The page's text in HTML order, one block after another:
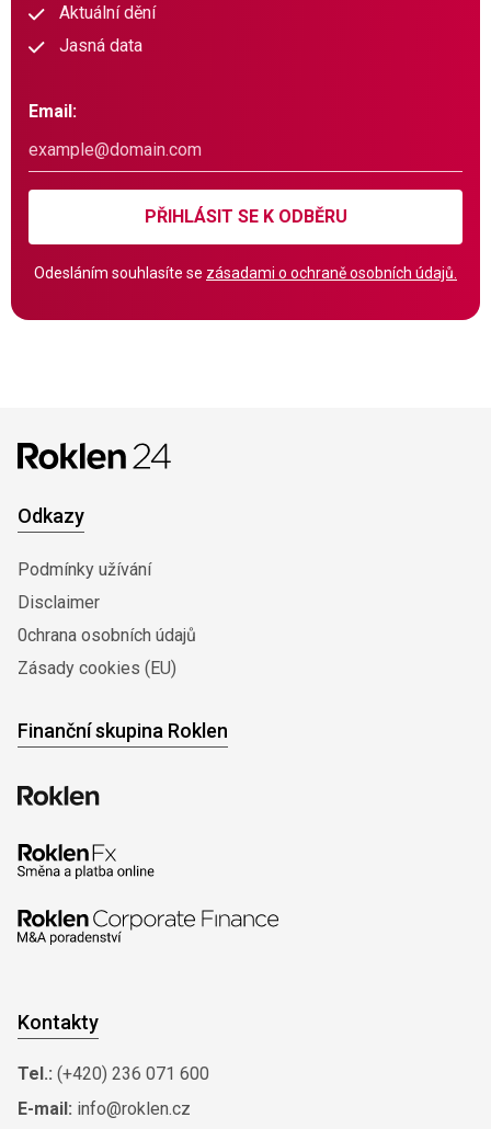
Aktuální dění
Jasná data
Email:
PŘIHLÁSIT SE K ODBĚRU
Odesláním souhlasíte se zásadami o ochraně osobních údajů.
Odkazy
Podmínky užívání
Disclaimer
0chrana osobních údajů
Zásady cookies (EU)
Finanční skupina Roklen
Kontakty
Tel.: (+420) 236 071 600
E-mail: info@roklen.cz